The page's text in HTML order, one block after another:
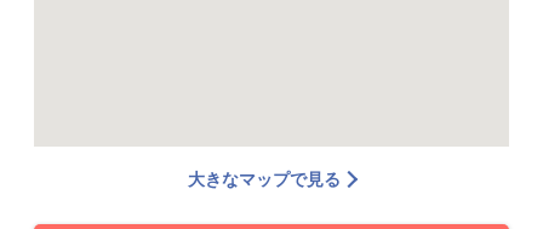
大きなマップで見る